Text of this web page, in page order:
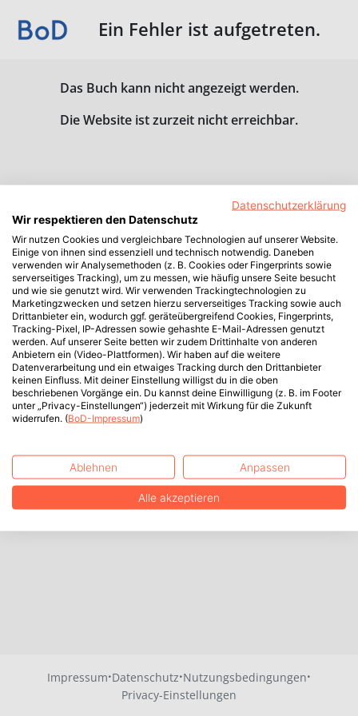
Ein Fehler ist aufgetreten.
Das Buch kann nicht angezeigt werden.
Die Website ist zurzeit nicht erreichbar.
Impressum·Datenschutz·Nutzungsbedingungen·
Privacy-Einstellungen
Datenschutzerklärung
Wir respektieren den Datenschutz
Wir nutzen Cookies und vergleichbare Technologien auf unserer Website.
Einige von ihnen sind essenziell und technisch notwendig. Daneben
verwenden wir Analysemethoden (z. B. Cookies oder Fingerprints sowie
serverseitiges Tracking), um zu messen, wie häufig unsere Seite besucht
und wie sie genutzt wird. Wir verwenden Trackingtechnologien zu
Marketingzwecken und setzen hierzu serverseitiges Tracking sowie auch
Drittanbieter ein, wodurch ggf. geräteübergreifend Cookies, Fingerprints,
Tracking-Pixel, IP-Adressen sowie gehashte E-Mail-Adressen genutzt
werden. Auf unserer Seite betten wir zudem Drittinhalte von anderen
Anbietern ein (Video-Plattformen). Wir haben auf die weitere
Datenverarbeitung und ein etwaiges Tracking durch den Drittanbieter
keinen Einfluss. Mit deiner Einstellung willigst du in die oben
beschriebenen Vorgänge ein. Du kannst deine Einwilligung (z. B. im Footer
unter „Privacy-Einstellungen“) jederzeit mit Wirkung für die Zukunft
widerrufen. (BoD-Impressum)
Ablehnen Anpassen
Alle akzeptieren